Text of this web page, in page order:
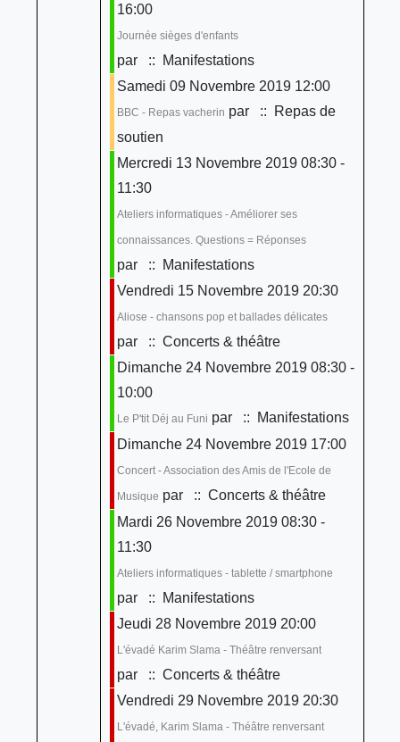
16:00
Journée sièges d'enfants
par
:: Manifestations
Samedi 09 Novembre 2019 12:00
BBC - Repas vacherin par
:: Repas de
soutien
Mercredi 13 Novembre 2019 08:30 -
11:30
Ateliers informatiques - Améliorer ses
connaissances. Questions = Réponses
par
:: Manifestations
Vendredi 15 Novembre 2019 20:30
Aliose - chansons pop et ballades délicates
par
:: Concerts & théâtre
Dimanche 24 Novembre 2019 08:30 -
10:00
Le P'tit Déj au Funi par
:: Manifestations
Dimanche 24 Novembre 2019 17:00
Concert - Association des Amis de l'Ecole de
Musique par
:: Concerts & théâtre
Mardi 26 Novembre 2019 08:30 -
11:30
Ateliers informatiques - tablette / smartphone
par
:: Manifestations
Jeudi 28 Novembre 2019 20:00
L'évadé Karim Slama - Théâtre renversant
par
:: Concerts & théâtre
Vendredi 29 Novembre 2019 20:30
L'évadé, Karim Slama - Théâtre renversant